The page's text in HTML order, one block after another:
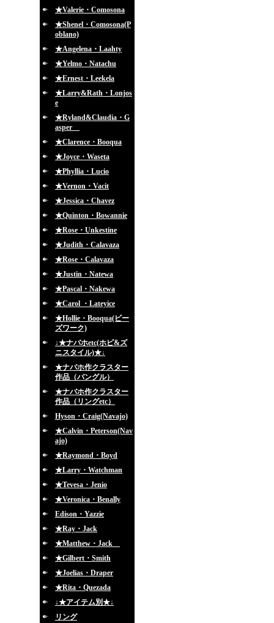
★Valerie・Comosona
★Shenel・Comosona(P
oblano)
★Angelena・Laahty
★Yelmo・Natachu
★Ernest・Leekela
★Larry&Rath・Lonjos
e
★Ryland&Claudia・G
asper
★Clarence・Booqua
★Joyce・Waseta
★Phyllia・Lucio
★Vernon・Vacit
★Jessica・Chavez
★Quinton・Bowannie
★Rose・Unkestine
★Judith・Calavaza
★Rose・Calavaza
★Justin・Natewa
★Pascal・Nakewa
★Carol ・Lateyice
★Hollie・Booqua(ビー
ズワーク)
↓★ナバホetc(ホピ&ズ
ニスタイル)★↓
★ナバホ作クラスター
作品（バングル）
★ナバホ作クラスター
作品（リングetc）
Hyson・Craig(Navajo)
★Calvin・Peterson(Nav
ajo)
★Raymond・Boyd
★Larry・Watchman
★Tevesa・Jenio
★Veronica・Benally
Edison・Yazzie
★Ray・Jack
★Matthew・Jack
★Gilbert・Smith
★Joelias・Draper
★Rita・Quezada
↓★アイテム別★↓
リング